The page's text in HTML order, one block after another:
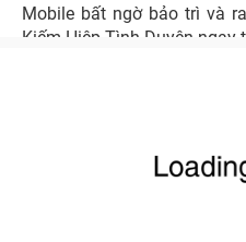
Mobile bất ngờ bảo trì và
Kiếm Hiệp Tình Duyên ngay